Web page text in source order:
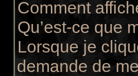
Comment
Qu’est-ce que
Lorsque je
demande de